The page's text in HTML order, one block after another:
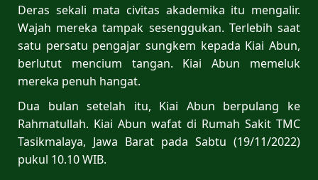
Deras sekali mata civitas akademika itu mengalir.
Wajah mereka tampak sesenggukan. Terlebih saat
satu persatu pengajar sungkem kepada Kiai Abun,
berlutut mencium tangan. Kiai Abun memeluk
mereka penuh hangat.
Dua bulan setelah itu, Kiai Abun berpulang ke
Rahmatullah. Kiai Abun wafat di Rumah Sakit TMC
Tasikmalaya, Jawa Barat pada Sabtu (19/11/2022)
pukul 10.10 WIB.